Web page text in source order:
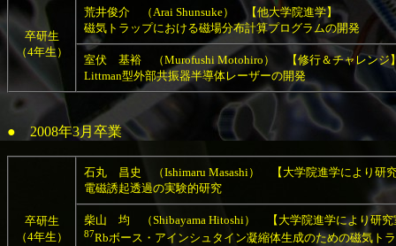
卒研生
（4年生）
荒井俊介 （Arai Shunsuke） 【他大学院進学】
磁気トラップにおける磁場分布計算プログラムの開発
室伏 基裕 （Murofushi Motohiro） 【修行＆チャレンジ
Littman型外部共振器半導体レーザーの開発
● 2008年3月卒業
卒研生
（4年生）
石丸 昌史 （Ishimaru Masashi） 【大学院進学により研
電磁誘起透過の実験的研究
柴山 均 （Shibayama Hitoshi） 【大学院進学により研究
87Rbボース・アインシュタイン凝縮体生成のための磁気ト